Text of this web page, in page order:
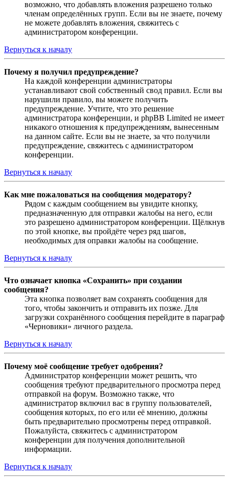
возможно, что добавлять вложения разрешено только
членам определённых групп. Если вы не знаете, почему
не можете добавлять вложения, свяжитесь с
администратором конференции.
Вернуться к началу
Почему я получил предупреждение?
На каждой конференции администраторы
устанавливают свой собственный свод правил. Если вы
нарушили правило, вы можете получить
предупреждение. Учтите, что это решение
администратора конференции, и phpBB Limited не имеет
никакого отношения к предупреждениям, вынесенным
на данном сайте. Если вы не знаете, за что получили
предупреждение, свяжитесь с администратором
конференции.
Вернуться к началу
Как мне пожаловаться на сообщения модератору?
Рядом с каждым сообщением вы увидите кнопку,
предназначенную для отправки жалобы на него, если
это разрешено администратором конференции. Щёлкнув
по этой кнопке, вы пройдёте через ряд шагов,
необходимых для оправки жалобы на сообщение.
Вернуться к началу
Что означает кнопка «Сохранить» при создании
сообщения?
Эта кнопка позволяет вам сохранять сообщения для
того, чтобы закончить и отправить их позже. Для
загрузки сохранённого сообщения перейдите в параграф
«Черновики» личного раздела.
Вернуться к началу
Почему моё сообщение требует одобрения?
Администратор конференции может решить, что
сообщения требуют предварительного просмотра перед
отправкой на форум. Возможно также, что
администратор включил вас в группу пользователей,
сообщения которых, по его или её мнению, должны
быть предварительно просмотрены перед отправкой.
Пожалуйста, свяжитесь с администратором
конференции для получения дополнительной
информации.
Вернуться к началу